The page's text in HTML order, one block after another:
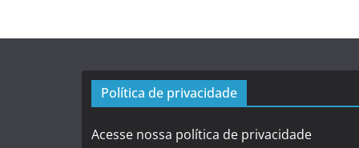
Política de privacidade
Acesse nossa política de privacidade